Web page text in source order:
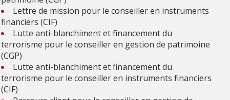
Lettre de mission pour le conseiller en instruments
financiers (CIF)
Lutte anti-blanchiment et financement du
terrorisme pour le conseiller en gestion de patrimoine
(CGP)
Lutte anti-blanchiment et financement du
terrorisme pour le conseiller en instruments financiers
(CIF)